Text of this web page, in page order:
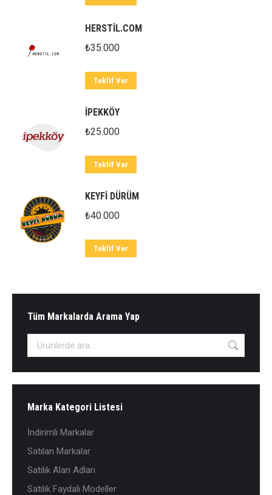
HERSTİL.COM
₺35.000
Teklif Ver
İPEKKÖY
₺25.000
Teklif Ver
KEYFİ DÜRÜM
₺40.000
Teklif Ver
Tüm Markalarda Arama Yap
Marka Kategori Listesi
İndirimli Markalar
Satılan Markalar
Satılık Alan Adları
Satılık Faydalı Modeller